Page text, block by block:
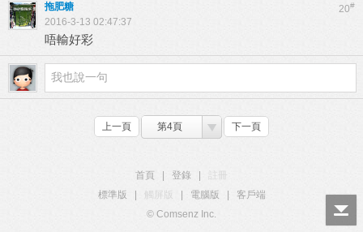
20#
拖肥糖
2016-3-13 02:47:37
唔輸好彩
上一頁 第4頁 下一頁
首頁 登錄
標準版
觸屏版 電腦版
客戶端
© Comsenz Inc.